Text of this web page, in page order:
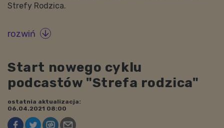
Strefy Rodzica.
rozwiń 
Start nowego cyklu
podcastów "Strefa rodzica"
ostatnia aktualizacja:
06.04.2021 08:00